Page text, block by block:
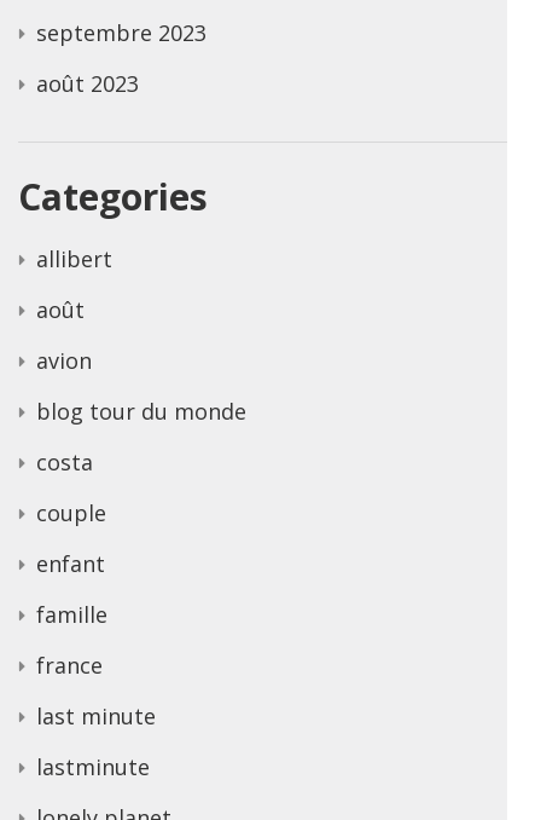
septembre 2023
août 2023
Categories
allibert
août
avion
blog tour du monde
costa
couple
enfant
famille
france
last minute
lastminute